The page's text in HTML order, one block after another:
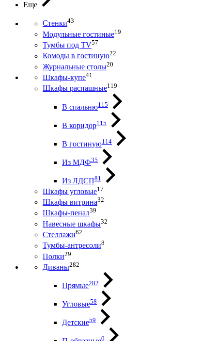
Еще
Стенки43
Модульные гостиные19
Тумбы под ТV57
Комоды в гостиную22
Журнальные столы20
Шкафы-купе41
Шкафы распашные119
В спальню115
В коридор115
В гостиную114
Из МДФ35
Из ЛДСП81
Шкафы угловые17
Шкафы витрина32
Шкафы-пенал39
Навесные шкафы32
Стеллажи62
Тумбы-антресоли8
Полки29
Диваны282
Прямые282
Угловые58
Детские59
0